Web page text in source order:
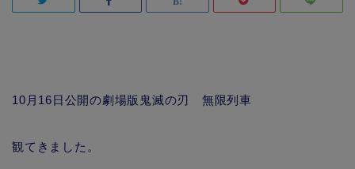
10月16日公開の劇場版鬼滅の刃 無限列車
観てきました。